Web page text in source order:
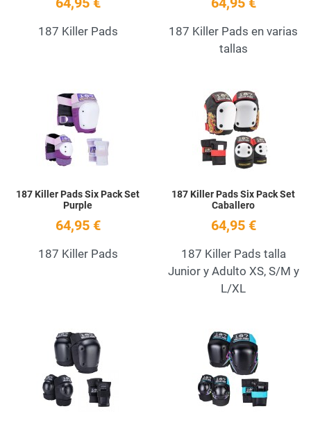
187 Killer Pads
187 Killer Pads en varias
tallas
Add to Wishlist
Quick View
187 Killer Pads Six Pack Set
Purple
64,95 €
187 Killer Pads
187 Killer Pads Six Pack Set
Caballero
64,95 €
187 Killer Pads talla
Junior y Adulto XS, S/M y
L/XL
Add to Wishlist